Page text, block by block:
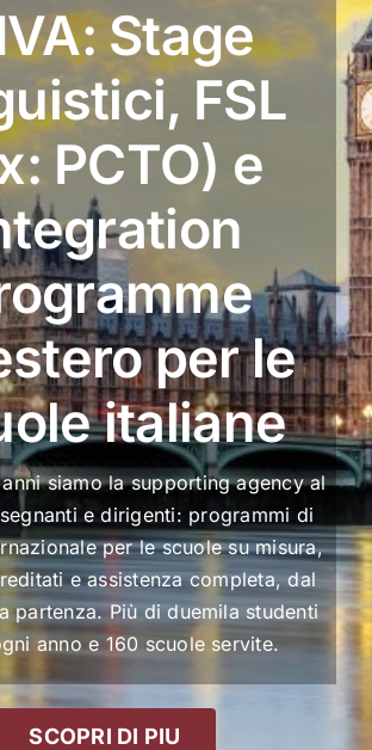
Stage
FSL
PCTO) e
per le
italiane
siamo la supporting agency al
e dirigenti: programmi di
per le scuole su misura,
e assistenza completa, dal
partenza. Più di duemila studenti
anno e 160 scuole servite.
SCOPRI DI PIU